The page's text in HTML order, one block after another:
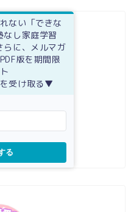
ない「できな
なし家庭学習
らに、メルマガ
版を期間限
受け取る▼
る